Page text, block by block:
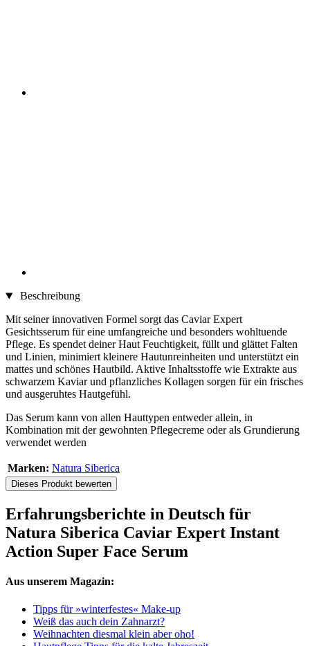
Beschreibung
Mit seiner innovativen Formel sorgt das Caviar Expert
Gesichtsserum für eine umfangreiche und besonders wohltuende
Pflege. Es spendet deiner Haut Feuchtigkeit, füllt und glättet Falten
und Linien, minimiert kleinere Hautunreinheiten und unterstützt ein
mattes und schönes Hautbild. Aktive Inhaltsstoffe wie Extrakte aus
schwarzem Kaviar und pflanzliches Kollagen sorgen für ein frisches
und ausgeruhtes Hautgefühl.
Das Serum kann von allen Hauttypen entweder allein, in
Kombination mit der gewohnten Pflegecreme oder als Grundierung
verwendet werden
Marken: Natura Siberica
Dieses Produkt bewerten
Erfahrungsberichte in Deutsch für
Natura Siberica Caviar Expert Instant
Action Super Face Serum
Aus unserem Magazin:
Tipps für »winterfestes« Make-up
Weiß das auch dein Zahnarzt?
Weihnachten diesmal klein aber oho!